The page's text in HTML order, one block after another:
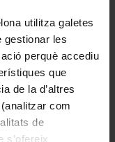
utilitza galetes
gestionar les
perquè accediu
que
de la d’altres
com
de
s’ofereix